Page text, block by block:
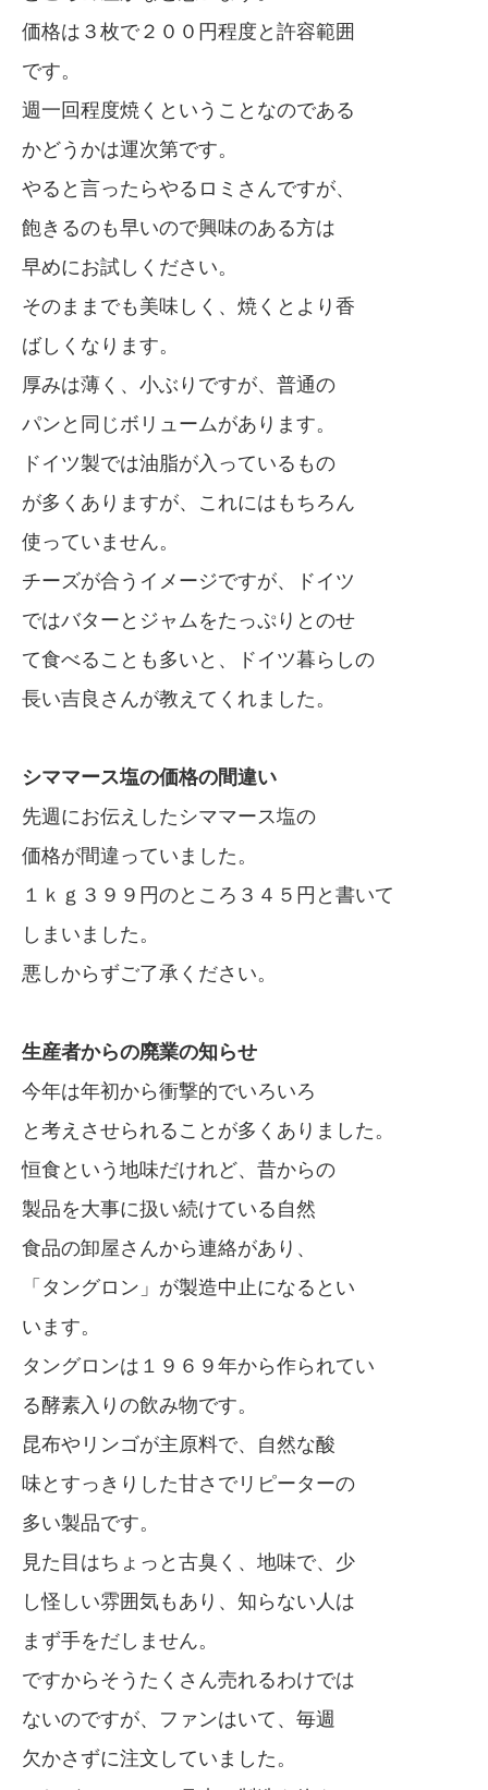
価格は３枚で２００円程度と許容範囲
です。
週一回程度焼くということなのである
かどうかは運次第です。
やると言ったらやるロミさんですが、
飽きるのも早いので興味のある方は
早めにお試しください。
そのままでも美味しく、焼くとより香
ばしくなります。
厚みは薄く、小ぶりですが、普通の
パンと同じボリュームがあります。
ドイツ製では油脂が入っているもの
が多くありますが、これにはもちろん
使っていません。
チーズが合うイメージですが、ドイツ
ではバターとジャムをたっぷりとのせ
て食べることも多いと、ドイツ暮らしの
長い吉良さんが教えてくれました。
シママース塩の価格の間違い
先週にお伝えしたシママース塩の
価格が間違っていました。
１ｋｇ３９９円のところ３４５円と書いて
しまいました。
悪しからずご了承ください。
生産者からの廃業の知らせ
今年は年初から衝撃的でいろいろ
と考えさせられることが多くありました。
恒食という地味だけれど、昔からの
製品を大事に扱い続けている自然
食品の卸屋さんから連絡があり、
「タングロン」が製造中止になるとい
います。
タングロンは１９６９年から作られてい
る酵素入りの飲み物です。
昆布やリンゴが主原料で、自然な酸
味とすっきりした甘さでリピーターの
多い製品です。
見た目はちょっと古臭く、地味で、少
し怪しい雰囲気もあり、知らない人は
まず手をだしません。
ですからそうたくさん売れるわけでは
ないのですが、ファンはいて、毎週
欠かさずに注文していました。